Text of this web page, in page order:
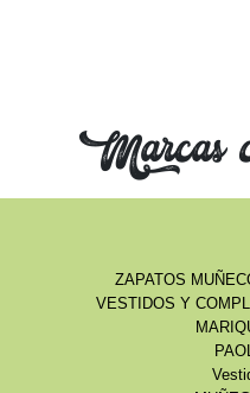
Marcas
ZAPATOS
VESTIDOS Y